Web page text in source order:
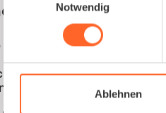
Notwendig
Ablehnen
verbessern
Risiken reduzieren und
Vorgaben (ASiG, DGUV)
Vorsorgen etc.